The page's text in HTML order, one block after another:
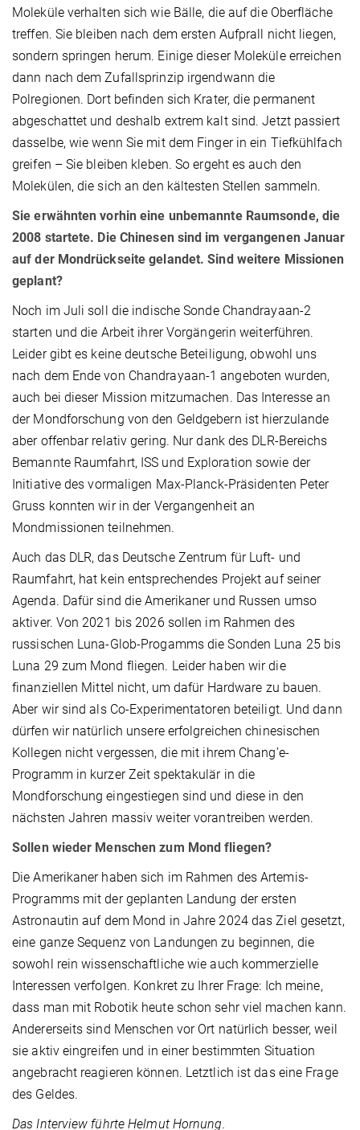
Moleküle verhalten sich wie Bälle, die auf die Oberfläche
treffen. Sie bleiben nach dem ersten Aufprall nicht liegen,
sondern springen herum. Einige dieser Moleküle erreichen
dann nach dem Zufallsprinzip irgendwann die
Polregionen. Dort befinden sich Krater, die permanent
abgeschattet und deshalb extrem kalt sind. Jetzt passiert
dasselbe, wie wenn Sie mit dem Finger in ein Tiefkühlfach
greifen – Sie bleiben kleben. So ergeht es auch den
Molekülen, die sich an den kältesten Stellen sammeln.
Sie erwähnten vorhin eine unbemannte Raumsonde, die
2008 startete. Die Chinesen sind im vergangenen Januar
auf der Mondrückseite gelandet. Sind weitere Missionen
geplant?
Noch im Juli soll die indische Sonde Chandrayaan-2
starten und die Arbeit ihrer Vorgängerin weiterführen.
Leider gibt es keine deutsche Beteiligung, obwohl uns
nach dem Ende von Chandrayaan-1 angeboten wurden,
auch bei dieser Mission mitzumachen. Das Interesse an
der Mondforschung von den Geldgebern ist hierzulande
aber offenbar relativ gering. Nur dank des DLR-Bereichs
Bemannte Raumfahrt, ISS und Exploration sowie der
Initiative des vormaligen Max-Planck-Präsidenten Peter
Gruss konnten wir in der Vergangenheit an
Mondmissionen teilnehmen.
Auch das DLR, das Deutsche Zentrum für Luft- und
Raumfahrt, hat kein entsprechendes Projekt auf seiner
Agenda. Dafür sind die Amerikaner und Russen umso
aktiver. Von 2021 bis 2026 sollen im Rahmen des
russischen Luna-Glob-Progamms die Sonden Luna 25 bis
Luna 29 zum Mond fliegen. Leider haben wir die
finanziellen Mittel nicht, um dafür Hardware zu bauen.
Aber wir sind als Co-Experimentatoren beteiligt. Und dann
dürfen wir natürlich unsere erfolgreichen chinesischen
Kollegen nicht vergessen, die mit ihrem Chang’e-
Programm in kurzer Zeit spektakulär in die
Mondforschung eingestiegen sind und diese in den
nächsten Jahren massiv weiter vorantreiben werden.
Sollen wieder Menschen zum Mond fliegen?
Die Amerikaner haben sich im Rahmen des Artemis-
Programms mit der geplanten Landung der ersten
Astronautin auf dem Mond in Jahre 2024 das Ziel gesetzt,
eine ganze Sequenz von Landungen zu beginnen, die
sowohl rein wissenschaftliche wie auch kommerzielle
Interessen verfolgen. Konkret zu Ihrer Frage: Ich meine,
dass man mit Robotik heute schon sehr viel machen kann.
Andererseits sind Menschen vor Ort natürlich besser, weil
sie aktiv eingreifen und in einer bestimmten Situation
angebracht reagieren können. Letztlich ist das eine Frage
des Geldes.
Das Interview führte Helmut Hornung.